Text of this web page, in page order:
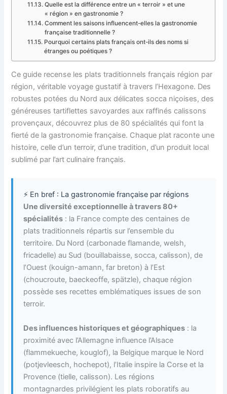
Quelle est la différence entre un « terroir » et une
« région » en gastronomie ?
Comment les saisons influencent-elles la gastronomie
française traditionnelle ?
Pourquoi certains plats français ont-ils des noms si
étranges ou poétiques ?
Ce guide recense les plats traditionnels français région par
région, véritable voyage gustatif à travers l’Hexagone. Des
robustes potées du Nord aux délicates socca niçoises, des
généreuses tartiflettes savoyardes aux raffinés calissons
provençaux, découvrez plus de 80 spécialités qui font la
fierté de la gastronomie française. Chaque plat raconte une
histoire, celle d’un terroir, d’une tradition, d’un produit local
sublimé par l’art culinaire français.
⚡ En bref : La gastronomie française par régions
Une diversité exceptionnelle à travers 80+
spécialités : la France compte des centaines de
plats traditionnels répartis sur l’ensemble du
territoire. Du Nord (carbonade flamande, welsh,
fricadelle) au Sud (bouillabaisse, socca, calisson), de
l’Ouest (kouign-amann, far breton) à l’Est
(choucroute, baeckeoffe, spätzle), chaque région
possède ses recettes emblématiques issues de son
terroir.
Des influences historiques et géographiques : la
proximité avec l’Allemagne influence l’Alsace
(flammekueche, kouglof), la Belgique marque le Nord
(potjevleesch, hochepot), l’Italie inspire la Corse et la
Provence (tielle, calisson). Les régions
montagnardes privilégient les plats roboratifs au